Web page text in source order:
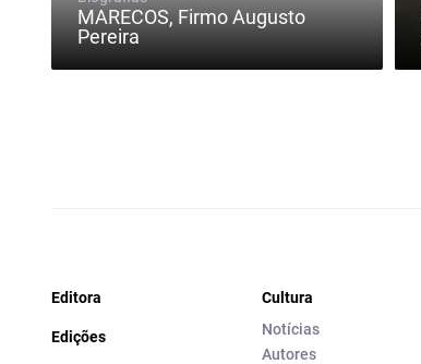
MARECOS, Firmo Augusto
Pereira
Editora
Edições
Cultura
Notícias
Autores